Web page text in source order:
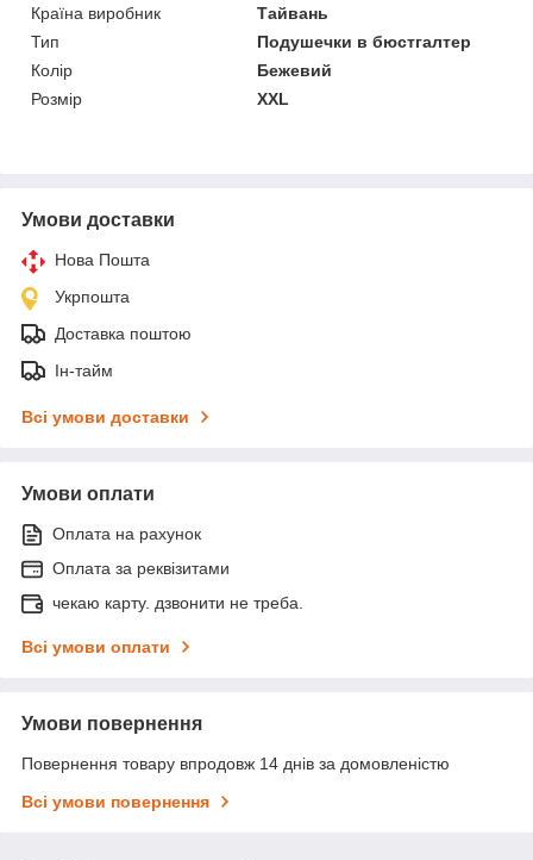
Країна виробник
Тайвань
Тип
Подушечки в бюстгалтер
Колір
Бежевий
Розмір
XXL
Умови доставки
Нова Пошта
Укрпошта
Доставка поштою
Ін-тайм
Всі умови доставки
Умови оплати
Оплата на рахунок
Оплата за реквізитами
чекаю карту. дзвонити не треба.
Всі умови оплати
Умови повернення
Повернення товару впродовж 14 днів за домовленістю
Всі умови повернення